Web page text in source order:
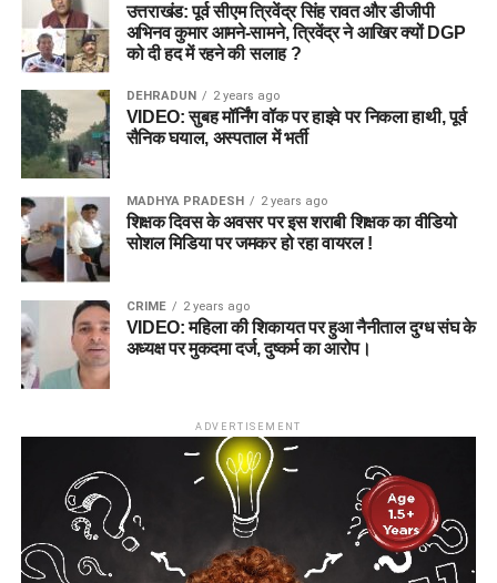
उत्तराखंड: पूर्व सीएम त्रिवेंद्र सिंह रावत और डीजीपी
अभिनव कुमार आमने-सामने, त्रिवेंद्र ने आखिर क्यों DGP
को दी हद में रहने की सलाह ?
DEHRADUN 2 years ago
VIDEO: सुबह मॉर्निंग वॉक पर हाइवे पर निकला हाथी, पूर्व
सैनिक घयाल, अस्पताल में भर्ती
MADHYA PRADESH 2 years ago
शिक्षक दिवस के अवसर पर इस शराबी शिक्षक का वीडियो
सोशल मिडिया पर जमकर हो रहा वायरल !
CRIME 2 years ago
VIDEO: महिला की शिकायत पर हुआ नैनीताल दुग्ध संघ के
अध्यक्ष पर मुकदमा दर्ज, दुष्कर्म का आरोप।
ADVERTISEMENT